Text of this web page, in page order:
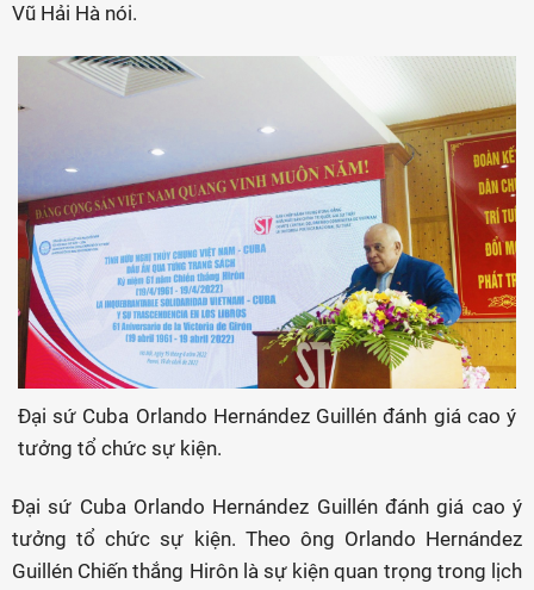
Vũ Hải Hà nói.
Đại sứ Cuba Orlando Hernández Guillén đánh giá cao ý
tưởng tổ chức sự kiện.
Đại sứ Cuba Orlando Hernández Guillén đánh giá cao ý
tưởng tổ chức sự kiện. Theo ông Orlando Hernández
Guillén Chiến thắng Hirôn là sự kiện quan trọng trong lịch